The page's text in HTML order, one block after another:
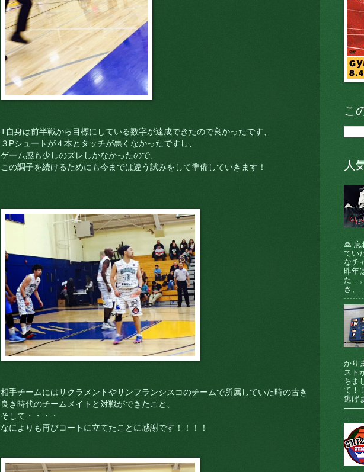
T自身は前半戦から目標にしている数字が達成できたので良かったです、
３Pシュートが４本とタッチが悪くなかったですし、
ゲーム感も少しのズレしかなかったので、
この調子を続けるためにも今までは違う試みをして準備していきます！
相手チームにはサクラメントやサンフランシスコのチームで所属していた時の古き
良き時代のチームメイトと対戦ができたこと、
そして・・・・
なによりも再びコートに立てたことに感謝です！！！！
こ
人
🙏 忘
てい
なチ
昨年
た…
き、
かり
スト
ちま
て！
逃げ